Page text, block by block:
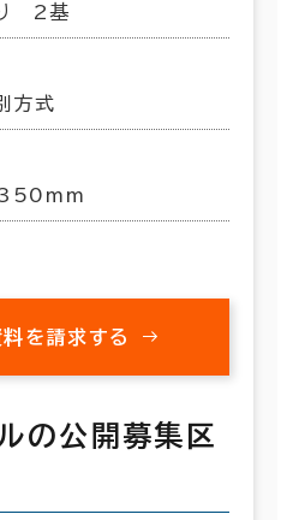
2基
方式
を請求する
の公開募集区